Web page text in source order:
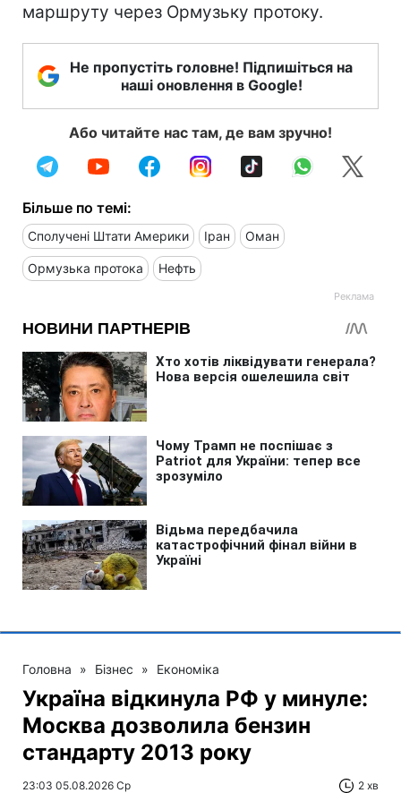
маршруту через Ормузьку протоку.
Не пропустіть головне! Підпишіться на
наші оновлення в Google!
Або читайте нас там, де вам зручно!
Більше по темі:
Сполучені Штати Америки Іран Оман
Ормузька протока Нефть
Головна » Бізнес » Економіка
Україна відкинула РФ у минуле:
Москва дозволила бензин
стандарту 2013 року
23:03 05.08.2026 Ср 2 хв